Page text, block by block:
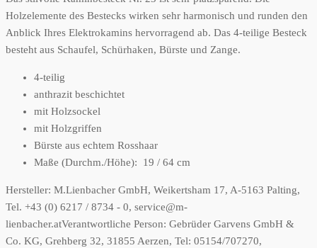
Holzelemente des Bestecks wirken sehr harmonisch und runden den
Anblick Ihres Elektrokamins hervorragend ab. Das 4-teilige Besteck
besteht aus Schaufel, Schürhaken, Bürste und Zange.
4-teilig
anthrazit beschichtet
mit Holzsockel
mit Holzgriffen
Bürste aus echtem Rosshaar
Maße (Durchm./Höhe): 19 / 64 cm
Hersteller: M.Lienbacher GmbH, Weikertsham 17, A-5163 Palting,
Tel. +43 (0) 6217 / 8734 - 0, service@m-
lienbacher.atVerantwortliche Person: Gebrüder Garvens GmbH &
Co. KG, Grehberg 32, 31855 Aerzen, Tel: 05154/707270,